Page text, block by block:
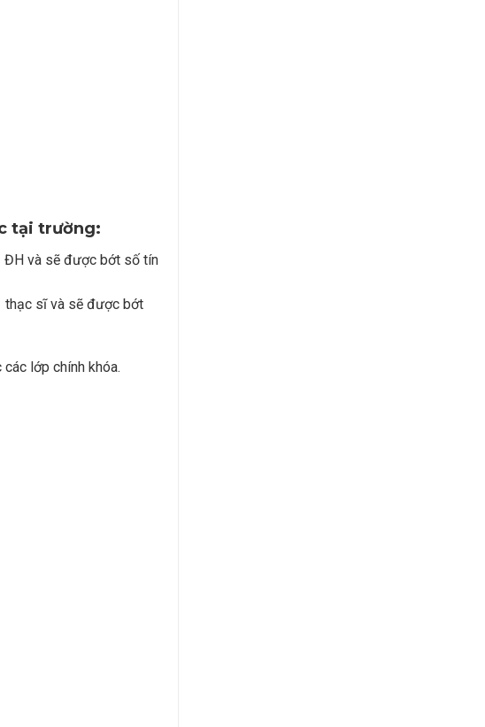
tại trường:
và sẽ được bớt số tín
sĩ và sẽ được bớt
lớp chính khóa.